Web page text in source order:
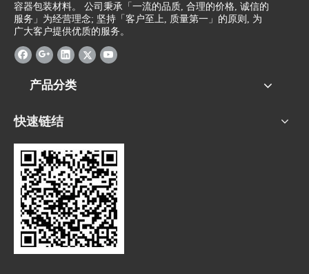
容器包装材料。 公司秉承「一流的品质, 合理的价格, 诚信的
服务」为经营理念; 坚持「客户至上, 质量第一」的原则, 为
广大客户提供优质的服务。
产品分类
快速链结